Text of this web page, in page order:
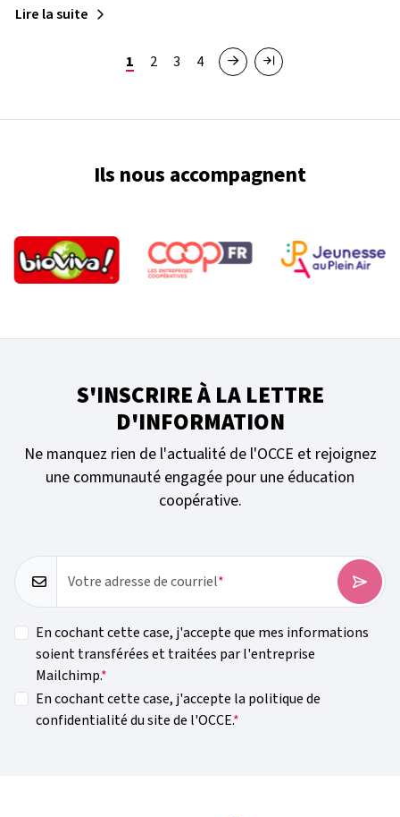
Lire la suite
Page courante
1 Page
2 Page
3 Page
4 Page suivanteDernière page
Ils nous accompagnent
S'INSCRIRE À LA LETTRE
D'INFORMATION
Ne manquez rien de l'actualité de l'OCCE et rejoignez
une communauté engagée pour une éducation
coopérative.
Votre adresse de courriel
En cochant cette case, j'accepte que mes informations
soient transférées et traitées par l'entreprise
Mailchimp.
En cochant cette case, j'accepte la politique de
confidentialité du site de l'OCCE.